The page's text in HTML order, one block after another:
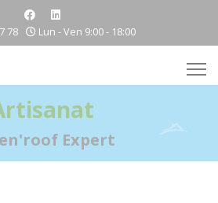
78 Lun - Ven 9:00 - 18:00
Expert